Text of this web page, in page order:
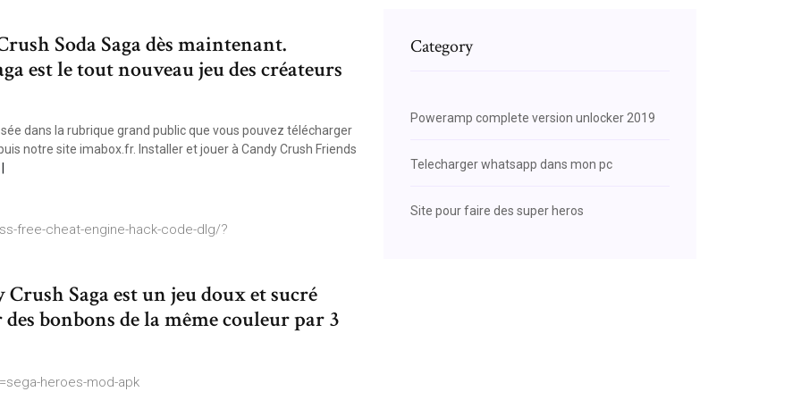
Soda Saga dès maintenant.
est le tout nouveau jeu des créateurs
dans la rubrique grand public que vous pouvez télécharger
notre site imabox.fr. Installer et jouer à Candy Crush Friends
free-cheat-engine-hack-code-dlg/?
Saga est un jeu doux et sucré
bonbons de la même couleur par 3
heroes-mod-apk
Category
Poweramp complete version unlocker 2019
Telecharger whatsapp dans mon pc
Site pour faire des super heros